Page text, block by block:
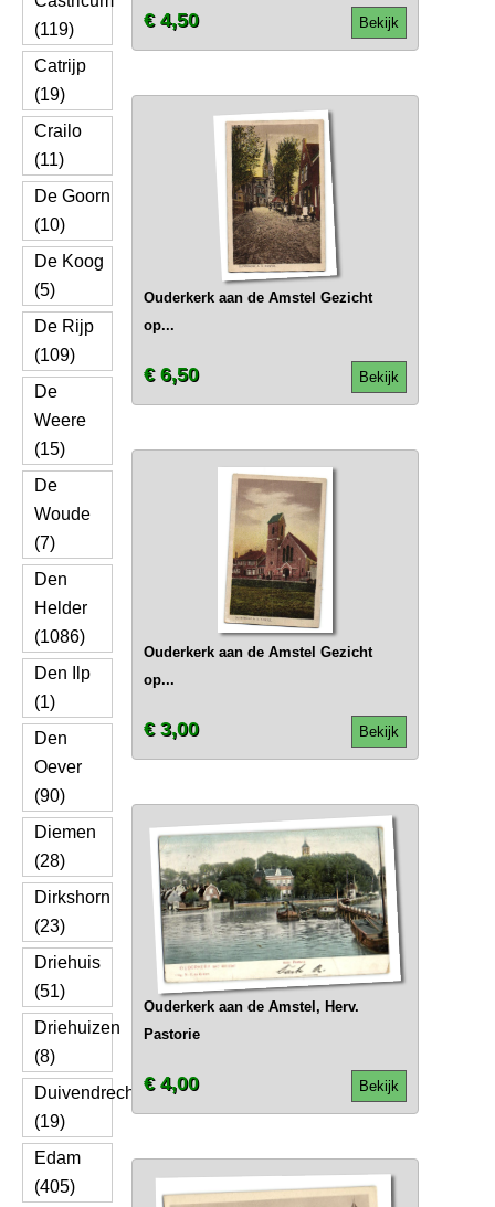
(119)
Catrijp
(19)
Crailo
(11)
De Goorn
(10)
De Koog
(5)
De Rijp
(109)
De
Weere
(15)
De
Woude
(7)
Den
Helder
(1086)
Den Ilp
(1)
Den
Oever
(90)
Diemen
(28)
Dirkshorn
(23)
Driehuis
(51)
Driehuizen
(8)
Duivendrecht
(19)
Edam
(405)
Bekijk
€ 4,50
Ouderkerk aan de Amstel Gezicht
op...
Bekijk
€ 6,50
Ouderkerk aan de Amstel Gezicht
op...
Bekijk
€ 3,00
Ouderkerk aan de Amstel, Herv.
Pastorie
Bekijk
€ 4,00